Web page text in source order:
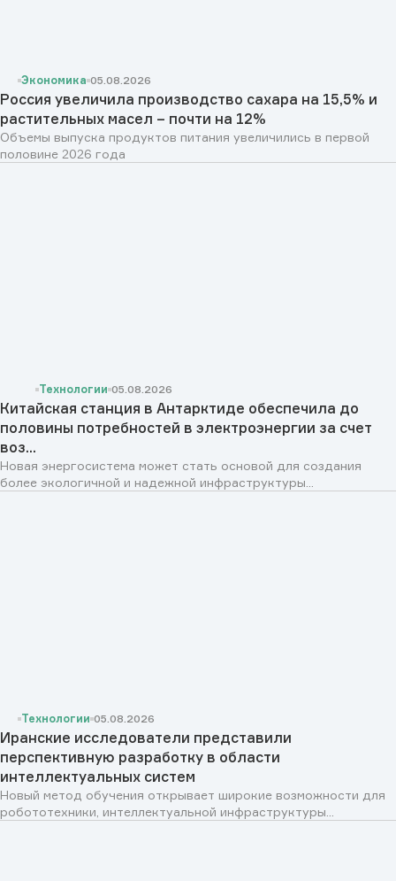
Экономика 05.08.2026
Россия увеличила производство сахара на 15,5% и
растительных масел – почти на 12%
Объемы выпуска продуктов питания увеличились в первой
половине 2026 года
Технологии 05.08.2026
Китайская станция в Антарктиде обеспечила до
половины потребностей в электроэнергии за счет
воз...
Новая энергосистема может стать основой для создания
более экологичной и надежной инфраструктуры...
Технологии 05.08.2026
Иранские исследователи представили
перспективную разработку в области
интеллектуальных систем
Новый метод обучения открывает широкие возможности для
робототехники, интеллектуальной инфраструктуры...